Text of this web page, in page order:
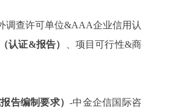
调查许可单位&AAA企业信用认
认证&报告） 项目可行性&商
告编制要求）-中金企信国际咨